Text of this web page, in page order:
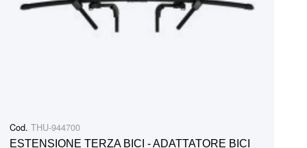
Cod. THU-944700
ESTENSIONE TERZA BICI - ADATTATORE BICI